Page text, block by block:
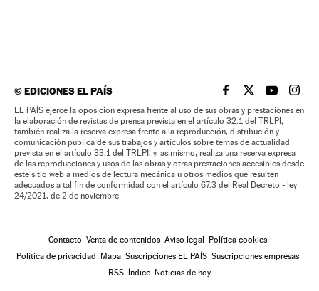
©EDICIONES EL PAÍS EL PAÍS BRASIL EN
EL PAÍSEL PAÍS
EL
EL PAÍS ejerce la oposición expresa frente al uso de sus obras y prestaciones en
la elaboración de revistas de prensa prevista en el artículo 32.1 del TRLPI;
también realiza la reserva expresa frente a la reproducción, distribución y
comunicación pública de sus trabajos y artículos sobre temas de actualidad
prevista en el artículo 33.1 del TRLPI; y, asimismo, realiza una reserva expresa
de las reproducciones y usos de las obras y otras prestaciones accesibles desde
este sitio web a medios de lectura mecánica u otros medios que resulten
adecuados a tal fin de conformidad con el artículo 67.3 del Real Decreto - ley
24/2021, de 2 de noviembre
Contacto Venta de contenidos Aviso legal Política cookies
Política de privacidad Mapa Suscripciones EL PAÍS Suscripciones empresas
RSS Índice Noticias de hoy